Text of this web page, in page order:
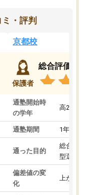
・評判
京都校
保護者
総合評価
通塾開始時
の学年
高2
通塾期間 1年以上
通った目的
総合型選
型選抜対
偏差値の変
化
上がった